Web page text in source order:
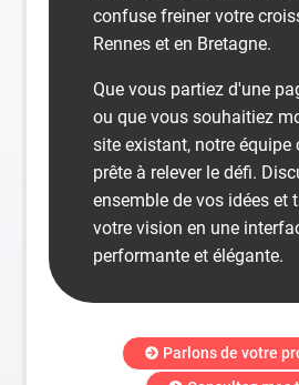
confuse freiner votre
Rennes et en Bretagne.
Que vous partiez d'une
ou que vous souhaitiez
site existant, notre équipe
prête à relever le défi.
ensemble de vos idées et
votre vision en une
performante et élégante.
Parlons de votre